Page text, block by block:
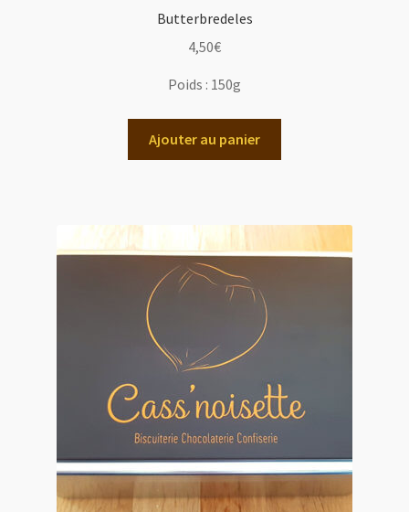
Butterbredeles
4,50€
Poids : 150g
Ajouter au panier